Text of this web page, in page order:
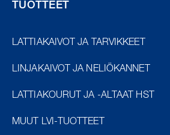
TUOTTEET
LATTIAKAIVOT JA TARVIKKEET
LINJAKAIVOT JA NELIÖKANNET
LATTIAKOURUT JA -ALTAAT HST
MUUT LVI-TUOTTEET